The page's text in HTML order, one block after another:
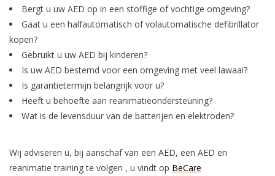
Bergt u uw AED op in een stoffige of vochtige omgeving?
Gaat u een halfautomatisch of volautomatische defibrillator
kopen?
Gebruikt u uw AED bij kinderen?
Is uw AED bestemd voor een omgeving met veel lawaai?
Is garantietermijn belangrijk voor u?
Heeft u behoefte aan reanimatieondersteuning?
Wat is de levensduur van de batterijen en elektroden?
Wij adviseren u, bij aanschaf van een AED, een AED en
reanimatie training te volgen , u vindt op BeCare